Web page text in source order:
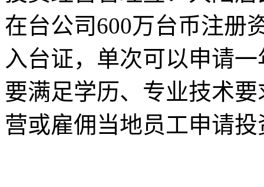
在台公司600万台币注册
入台证，单次可以申请
要满足学历、专业技术
营或雇佣当地员工申请